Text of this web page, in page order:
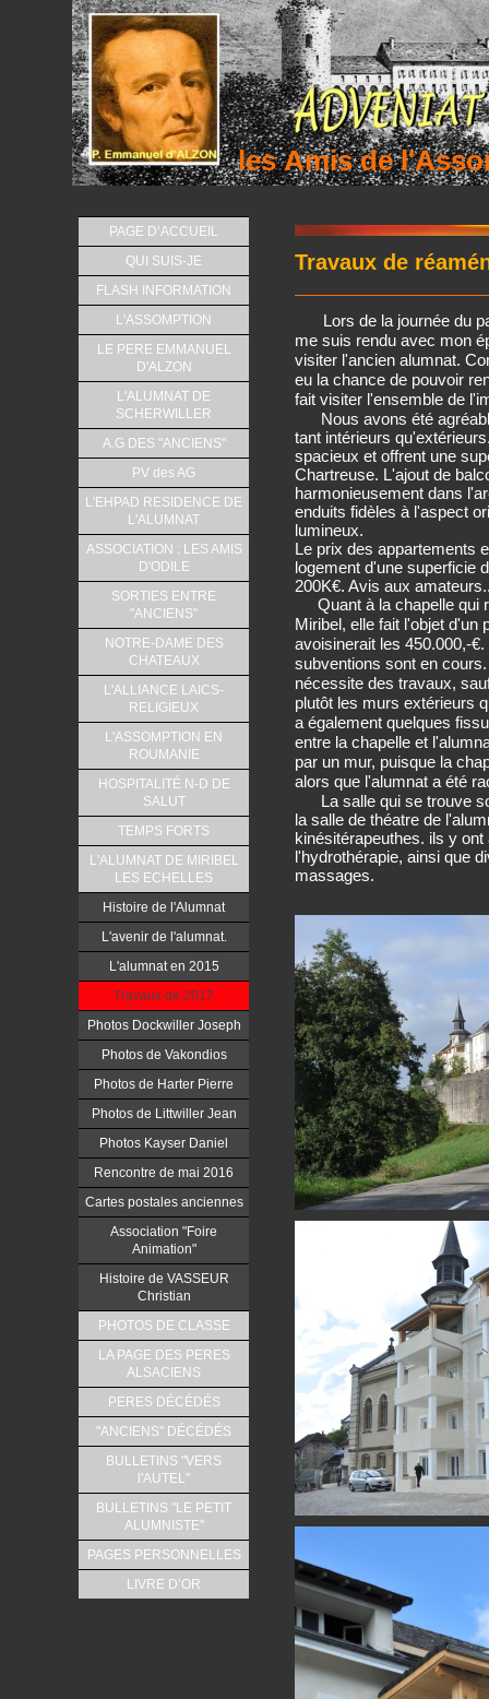
les Amis de
PAGE D’ACCUEIL
QUI SUIS-JE
FLASH INFORMATION
L'ASSOMPTION
LE PERE EMMANUEL
D'ALZON
L'ALUMNAT DE
SCHERWILLER
A.G DES "ANCIENS"
PV des AG
L'EHPAD RESIDENCE DE
L'ALUMNAT
ASSOCIATION : LES AMIS
D'ODILE
SORTIES ENTRE
"ANCIENS"
NOTRE-DAME DES
CHATEAUX
L'ALLIANCE LAICS-
RELIGIEUX
L'ASSOMPTION EN
ROUMANIE
HOSPITALITÉ N-D DE
SALUT
TEMPS FORTS
L'ALUMNAT DE MIRIBEL
LES ECHELLES
Histoire de l'Alumnat
L'avenir de l'alumnat.
L'alumnat en 2015
Travaux de 2017
Photos Dockwiller Joseph
Photos de Vakondios
Photos de Harter Pierre
Photos de Littwiller Jean
Photos Kayser Daniel
Rencontre de mai 2016
Cartes postales anciennes
Association "Foire
Animation"
Histoire de VASSEUR
Christian
PHOTOS DE CLASSE
LA PAGE DES PERES
ALSACIENS
PERES DÉCÉDÉS
"ANCIENS" DÉCÉDÉS
BULLETINS "VERS
l'AUTEL"
BULLETINS "LE PETIT
ALUMNISTE"
PAGES PERSONNELLES
LIVRE D’OR
Travaux de
Lors de la journée du
me suis rendu avec mon
visiter l'ancien alumnat.
eu la chance de pouvoir
fait visiter l'ensemble de
Nous avons été
tant intérieurs
spacieux et offrent une
Chartreuse. L'ajout de
harmonieusement dans
enduits fidèles à l'aspect
lumineux.
Le prix des appartements
logement d'une superficie
200K€. Avis aux
Quant à la chapelle qui
Miribel, elle fait l'objet d'un
avoisinerait les 450.000,-
subventions sont en
nécessite des travaux,
plutôt les murs extérieurs
a également quelques
entre la chapelle et
par un mur, puisque la
alors que l'alumnat a été
La salle qui se trouve
la salle de théatre de
kinésitérapeuthes. ils y
l'hydrothérapie, ainsi que
massages.